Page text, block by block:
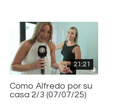
21:21
Como Alfredo por su
casa 2/3 (07/07/25)